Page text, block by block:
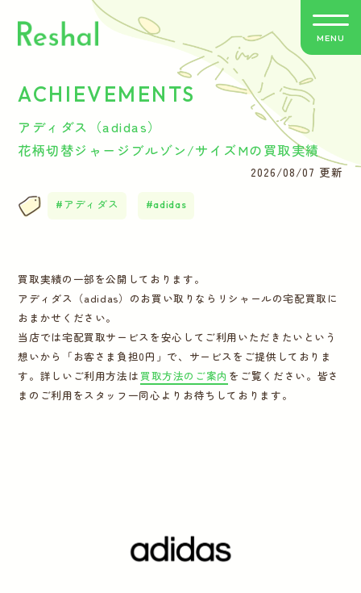
リシャールの特徴
買取方法のご案内
お客さまの声
バイヤー紹介
運営会社
MENU
ACHIEVEMENTS
アディダス（adidas）
花柄切替ジャージブルゾン/サイズMの買取実績
2026/08/07 更新
アディダス adidas
買取実績の一部を公開しております。
アディダス（adidas）のお買い取りならリシャールの宅配買取に
おまかせください。
当店では宅配買取サービスを安心してご利用いただきたいという
想いから「お客さま負担0円」で、サービスをご提供しておりま
す。詳しいご利用方法は 買取方法のご案内 をご覧ください。皆さ
まのご利用をスタッフ一同心よりお待ちしております。